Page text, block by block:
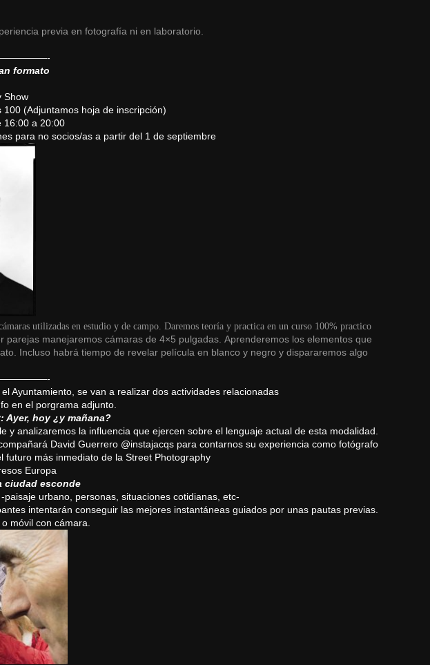
previa en fotografía ni en laboratorio.
formato
Show
(Adjuntamos hoja de inscripción)
16:00 a 20:00
para no socios/as a partir del 1 de septiembre
utilizadas en estudio y de campo. Daremos teoría y practica en un curso 100% practico
parejas manejaremos cámaras de 4×5 pulgadas. Aprenderemos los elementos que
Incluso habrá tiempo de revelar película en blanco y negro y dispararemos algo
Ayuntamiento, se van a realizar dos actividades relacionadas
en el porgrama adjunto.
Ayer, hoy ¿y mañana?
analizaremos la influencia que ejercen sobre el lenguaje actual de esta modalidad.
David Guerrero @instajacqs para contarnos su experiencia como fotógrafo
más inmediato de la Street Photography
Europa
ciudad esconde
urbano, personas, situaciones cotidianas, etc-
intentarán conseguir las mejores instantáneas guiados por unas pautas previas.
móvil con cámara.